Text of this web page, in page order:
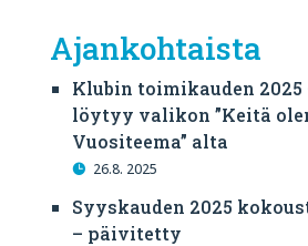
Ajankohtaista
Klubin toimikauden 2025
löytyy valikon ”Keitä
Vuositeema” alta
26.8. 2025
Syyskauden 2025
– päivitetty